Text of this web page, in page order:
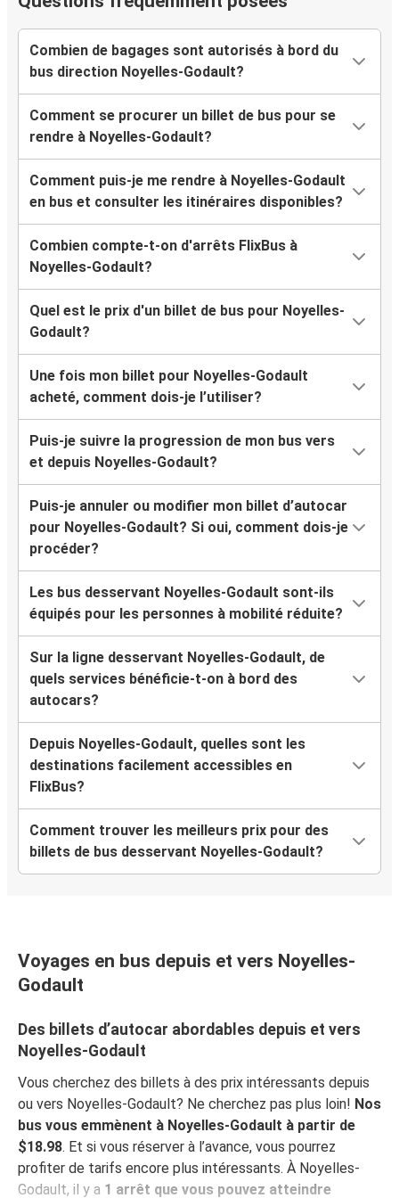
Combien de bagages sont autorisés à bord du
bus direction Noyelles-Godault?
Comment se procurer un billet de bus pour se
rendre à Noyelles-Godault?
Comment puis-je me rendre à Noyelles-Godault
en bus et consulter les itinéraires disponibles?
Combien compte-t-on d'arrêts FlixBus à
Noyelles-Godault?
Quel est le prix d'un billet de bus pour Noyelles-
Godault?
Une fois mon billet pour Noyelles-Godault
acheté, comment dois-je l’utiliser?
Puis-je suivre la progression de mon bus vers
et depuis Noyelles-Godault?
Puis-je annuler ou modifier mon billet d’autocar
pour Noyelles-Godault? Si oui, comment dois-je
procéder?
Les bus desservant Noyelles-Godault sont-ils
équipés pour les personnes à mobilité réduite?
Sur la ligne desservant Noyelles-Godault, de
quels services bénéficie-t-on à bord des
autocars?
Depuis Noyelles-Godault, quelles sont les
destinations facilement accessibles en
FlixBus?
Comment trouver les meilleurs prix pour des
billets de bus desservant Noyelles-Godault?
Voyages en bus depuis et vers Noyelles-
Godault
Des billets d’autocar abordables depuis et vers
Noyelles-Godault
Vous cherchez des billets à des prix intéressants depuis
ou vers Noyelles-Godault? Ne cherchez pas plus loin! Nos
bus vous emmènent à Noyelles-Godault à partir de
$18.98. Et si vous réserver à l’avance, vous pourrez
profiter de tarifs encore plus intéressants. À Noyelles-
Godault, il y a 1 arrêt que vous pouvez atteindre